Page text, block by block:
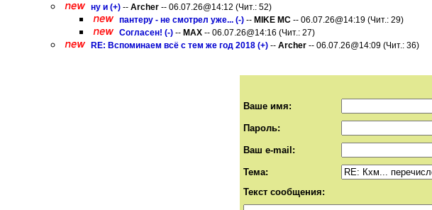
ну и (+) -- Archer -- 06.07.26@14:12 (Чит.: 52)
пантеру - не смотрел уже... (-) -- MIKE MC -- 06.07.26@14:19 (Чит.: 29)
Согласен! (-) -- MAX -- 06.07.26@14:16 (Чит.: 27)
RE: Вспоминаем всё с тем же год 2018 (+) -- Archer -- 06.07.26@14:09 (Чит.: 36)
Ваше имя:
Пароль:
Ваш e-mail:
Тема:
Текст сообщения: